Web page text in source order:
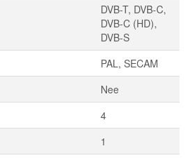
DVB-T, DVB-C,
DVB-C (HD),
DVB-S
PAL, SECAM
Nee
4
1